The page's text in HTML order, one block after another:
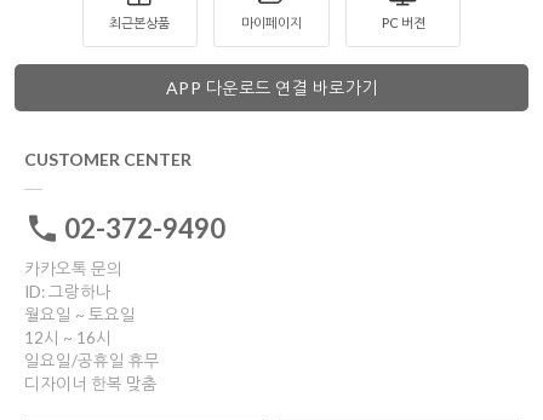
최근본상품 마이페이지 PC 버젼
APP 다운로드 연결 바로가기
CUSTOMER CENTER
02-372-9490
카카오톡 문의
ID: 그랑하나
월요일 ~ 토요일
12시 ~ 16시
일요일/공휴일 휴무
디자이너 한복 맞춤